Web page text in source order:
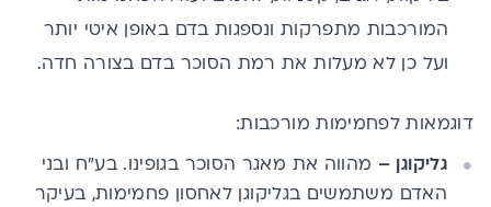
המורכבות מתפרקות ונספגות בדם באופן איטי יותר
ועל כן לא מעלות את רמת הסוכר בדם בצורה חדה.
דוגמאות לפחמימות מורכבות:
גליקוגן – מהווה את מאגר הסוכר בגופינו. בע"ח ובני
האדם משתמשים בגליקוגן לאחסון פחמימות, בעיקר